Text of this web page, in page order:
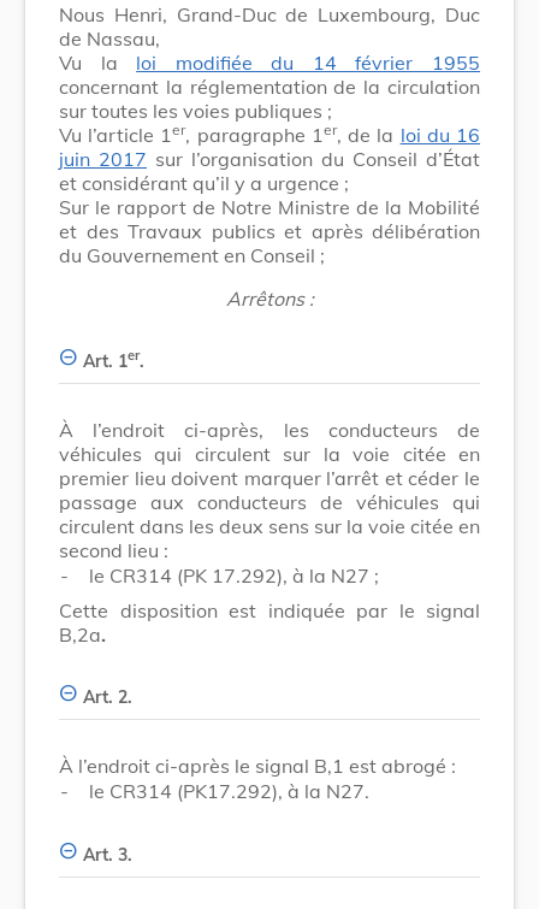
Nous Henri, Grand-Duc de Luxembourg, Duc
de Nassau,
Vu la loi modifiée du 14 février 1955
concernant la réglementation de la circulation
sur toutes les voies publiques ;
Vu l’article 1er, paragraphe 1 er, de la loi du 16
juin 2017 sur l’organisation du Conseil d’État
et considérant qu’il y a urgence ;
Sur le rapport de Notre Ministre de la Mobilité
et des Travaux publics et après délibération
du Gouvernement en Conseil ;
Arrêtons :
Art. 1er.
À l’endroit ci-après, les conducteurs de
véhicules qui circulent sur la voie citée en
premier lieu doivent marquer l’arrêt et céder le
passage aux conducteurs de véhicules qui
circulent dans les deux sens sur la voie citée en
second lieu :
-
le CR314 (PK 17.292), à la N27 ;
Cette disposition est indiquée par le signal
B,2a.
Art. 2.
À l’endroit ci-après le signal B,1 est abrogé :
-
le CR314 (PK17.292), à la N27.
Art. 3.